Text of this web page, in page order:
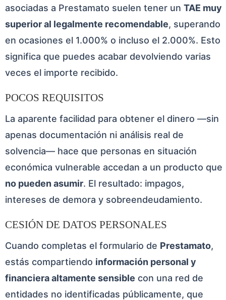
asociadas a Prestamato suelen tener un TAE muy
superior al legalmente recomendable, superando
en ocasiones el 1.000% o incluso el 2.000%. Esto
significa que puedes acabar devolviendo varias
veces el importe recibido.
POCOS REQUISITOS
La aparente facilidad para obtener el dinero —sin
apenas documentación ni análisis real de
solvencia— hace que personas en situación
económica vulnerable accedan a un producto que
no pueden asumir. El resultado: impagos,
intereses de demora y sobreendeudamiento.
CESIÓN DE DATOS PERSONALES
Cuando completas el formulario de Prestamato,
estás compartiendo información personal y
financiera altamente sensible con una red de
entidades no identificadas públicamente, que